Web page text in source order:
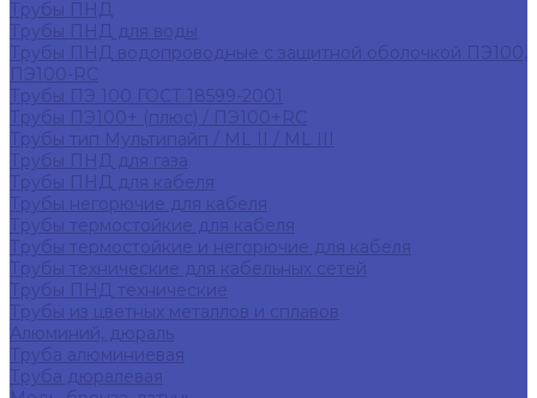
Трубы ПНД
Трубы ПНД для воды
Трубы ПНД водопроводные с защитной оболочкой ПЭ100,
ПЭ100-RC
Трубы ПЭ 100 ГОСТ 18599-2001
Трубы ПЭ100+ (плюс) / ПЭ100+RC
Трубы тип Мультипайп / ML II / ML III
Трубы ПНД для газа
Трубы ПНД для кабеля
Трубы негорючие для кабеля
Трубы термостойкие для кабеля
Трубы термостойкие и негорючие для кабеля
Трубы технические для кабельных сетей
Трубы ПНД технические
Трубы из цветных металлов и сплавов
Алюминий, дюраль
Труба алюминиевая
Труба дюралевая